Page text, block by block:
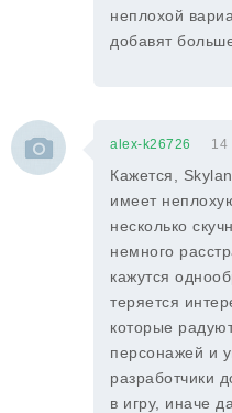
неплохой
добавят
alex-k26726 14
Кажется,
имеет
несколько
немного
кажутся
теряется
которые
персонажей и
разработчики
в игру, иначе